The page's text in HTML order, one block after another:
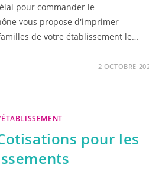
pour commander le
vous propose d'imprimer
de votre établissement le…
2 OCTOBRE
pour les